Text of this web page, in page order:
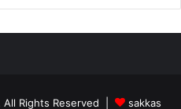
Rights Reserved | sakkas